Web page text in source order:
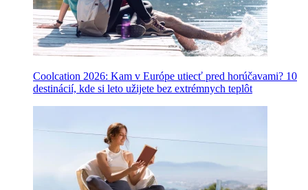
Coolcation 2026: Kam v Európe utiecť pred horúčavami? 10
destinácií, kde si leto užijete bez extrémnych teplôt